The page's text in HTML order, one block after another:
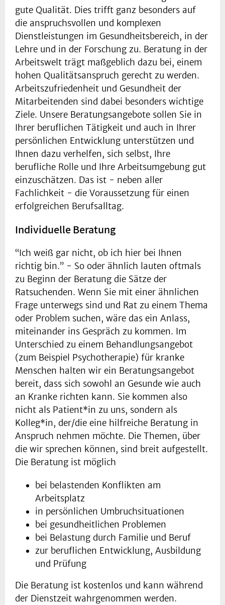
gute Qualität. Dies trifft ganz besonders auf
die anspruchsvollen und komplexen
Dienstleistungen im Gesundheitsbereich, in der
Lehre und in der Forschung zu. Beratung in der
Arbeitswelt trägt maßgeblich dazu bei, einem
hohen Qualitätsanspruch gerecht zu werden.
Arbeitszufriedenheit und Gesundheit der
Mitarbeitenden sind dabei besonders wichtige
Ziele. Unsere Beratungsangebote sollen Sie in
Ihrer beruflichen Tätigkeit und auch in Ihrer
persönlichen Entwicklung unterstützen und
Ihnen dazu verhelfen, sich selbst, Ihre
berufliche Rolle und Ihre Arbeitsumgebung gut
einzuschätzen. Das ist - neben aller
Fachlichkeit - die Voraussetzung für einen
erfolgreichen Berufsalltag.
Individuelle Beratung
“Ich weiß gar nicht, ob ich hier bei Ihnen
richtig bin.” - So oder ähnlich lauten oftmals
zu Beginn der Beratung die Sätze der
Ratsuchenden. Wenn Sie mit einer ähnlichen
Frage unterwegs sind und Rat zu einem Thema
oder Problem suchen, wäre das ein Anlass,
miteinander ins Gespräch zu kommen. Im
Unterschied zu einem Behandlungsangebot
(zum Beispiel Psychotherapie) für kranke
Menschen halten wir ein Beratungsangebot
bereit, dass sich sowohl an Gesunde wie auch
an Kranke richten kann. Sie kommen also
nicht als Patient*in zu uns, sondern als
Kolleg*in, der/die eine hilfreiche Beratung in
Anspruch nehmen möchte. Die Themen, über
die wir sprechen können, sind breit aufgestellt.
Die Beratung ist möglich
bei belastenden Konflikten am
Arbeitsplatz
in persönlichen Umbruchsituationen
bei gesundheitlichen Problemen
bei Belastung durch Familie und Beruf
zur beruflichen Entwicklung, Ausbildung
und Prüfung
Die Beratung ist kostenlos und kann während
der Dienstzeit wahrgenommen werden.